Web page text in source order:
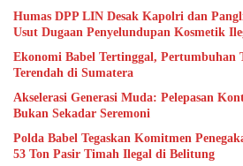
Humas DPP LIN Desak Kapolri dan
Usut Dugaan Penyelundupan Kosmetik
Ekonomi Babel Tertinggal, Pertumbuhan
Terendah di Sumatera
Akselerasi Generasi Muda: Pelepasan
Bukan Sekadar Seremoni
Polda Babel Tegaskan Komitmen
53 Ton Pasir Timah Ilegal di Belitung